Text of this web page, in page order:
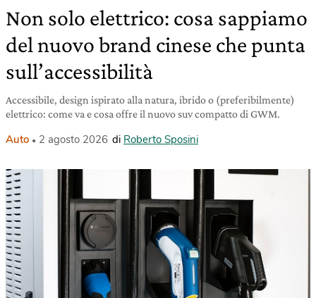
Non solo elettrico: cosa sappiamo
del nuovo brand cinese che punta
sull’accessibilità
Accessibile, design ispirato alla natura, ibrido o (preferibilmente)
elettrico: come va e cosa offre il nuovo suv compatto di GWM.
Auto 2 agosto 2026 di Roberto Sposini